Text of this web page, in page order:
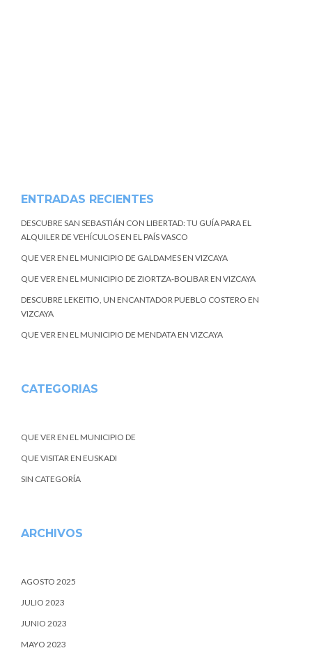
ENTRADAS RECIENTES
DESCUBRE SAN SEBASTIÁN CON LIBERTAD: TU GUÍA PARA EL
ALQUILER DE VEHÍCULOS EN EL PAÍS VASCO
QUE VER EN EL MUNICIPIO DE GALDAMES EN VIZCAYA
QUE VER EN EL MUNICIPIO DE ZIORTZA-BOLIBAR EN VIZCAYA
DESCUBRE LEKEITIO, UN ENCANTADOR PUEBLO COSTERO EN
VIZCAYA
QUE VER EN EL MUNICIPIO DE MENDATA EN VIZCAYA
CATEGORIAS
QUE VER EN EL MUNICIPIO DE
QUE VISITAR EN EUSKADI
SIN CATEGORÍA
ARCHIVOS
AGOSTO 2025
JULIO 2023
JUNIO 2023
MAYO 2023